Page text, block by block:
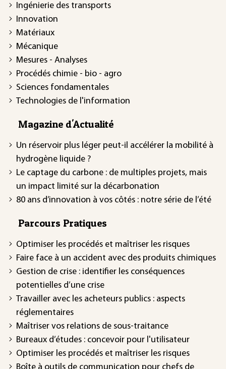
Ingénierie des transports
Innovation
Matériaux
Mécanique
Mesures - Analyses
Procédés chimie - bio - agro
Sciences fondamentales
Technologies de l'information
Magazine d'Actualité
Un réservoir plus léger peut-il accélérer la mobilité à
hydrogène liquide ?
Le captage du carbone : de multiples projets, mais
un impact limité sur la décarbonation
80 ans d’innovation à vos côtés : notre série de l’été
Parcours Pratiques
Optimiser les procédés et maîtriser les risques
Faire face à un accident avec des produits chimiques
Gestion de crise : identifier les conséquences
potentielles d’une crise
Travailler avec les acheteurs publics : aspects
réglementaires
Maîtriser vos relations de sous-traitance
Bureaux d’études : concevoir pour l'utilisateur
Optimiser les procédés et maîtriser les risques
Boîte à outils de communication pour chefs de